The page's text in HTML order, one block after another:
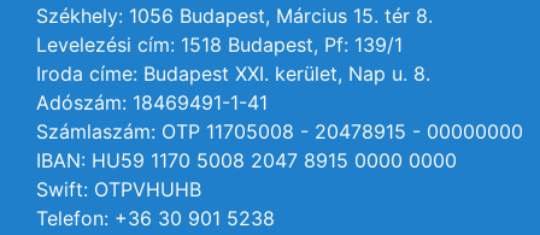
Székhely: 1056 Budapest, Március 15. tér 8.
Levelezési cím: 1518 Budapest, Pf: 139/1
Iroda címe: Budapest XXI. kerület, Nap u. 8.
Adószám: 18469491-1-41
Számlaszám: OTP 11705008 - 20478915 - 00000000
IBAN: HU59 1170 5008 2047 8915 0000 0000
Swift: OTPVHUHB
Telefon: +36 30 901 5238